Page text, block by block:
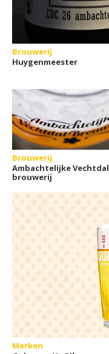
Brouwerij
Huygenmeester
Brouwerij
Ambachtelijke Vechtdal
brouwerij
Merken